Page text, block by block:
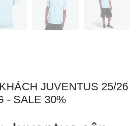
JUVENTUS 25/26
- SALE 30%